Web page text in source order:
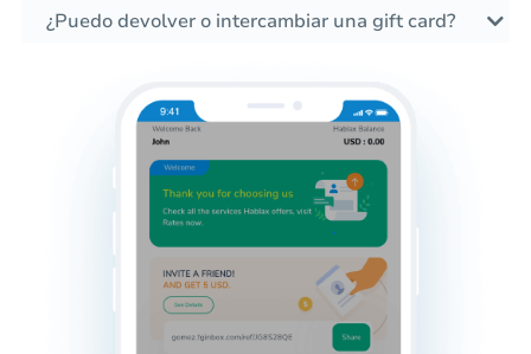
¿Puedo devolver o intercambiar una gift card?